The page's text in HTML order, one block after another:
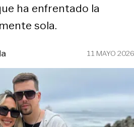
ha enfrentado la
sola.
11 MAYO 2026